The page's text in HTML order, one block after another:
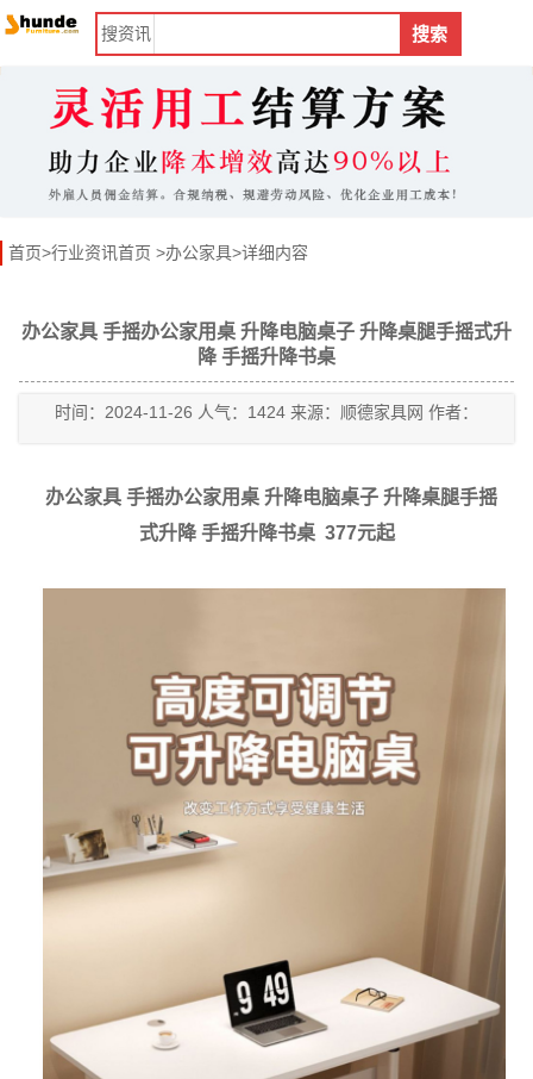
搜资讯 搜索
首页>行业资讯首页 >办公家具>详细内容
办公家具 手摇办公家用桌 升降电脑桌子 升降桌腿手摇式升
降 手摇升降书桌
时间：2024-11-26 人气：1424 来源：顺德家具网 作者：
办公家具 手摇办公家用桌 升降电脑桌子 升降桌腿手摇
式升降 手摇升降书桌 377元起